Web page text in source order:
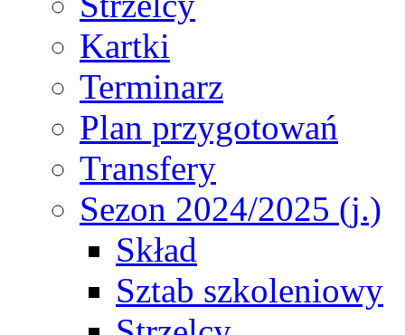
Kartki
Terminarz
Plan przygotowań
Transfery
Sezon 2024/2025 (j.)
Skład
Sztab szkoleniowy